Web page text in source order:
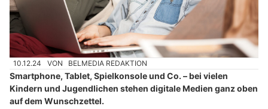
10.12.24 VON BELMEDIA REDAKTION
Smartphone, Tablet, Spielkonsole und Co. – bei vielen
Kindern und Jugendlichen stehen digitale Medien ganz oben
auf dem Wunschzettel.